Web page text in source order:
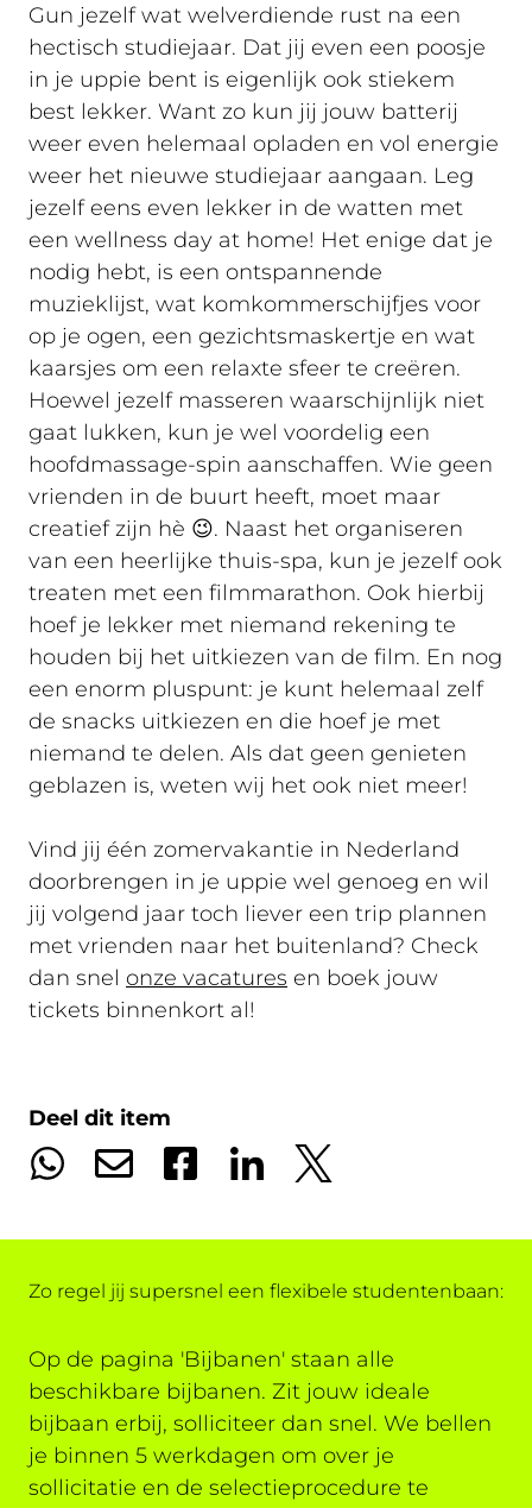
Gun jezelf wat welverdiende rust na een
hectisch studiejaar. Dat jij even een poosje
in je uppie bent is eigenlijk ook stiekem
best lekker. Want zo kun jij jouw batterij
weer even helemaal opladen en vol energie
weer het nieuwe studiejaar aangaan. Leg
jezelf eens even lekker in de watten met
een wellness day at home! Het enige dat je
nodig hebt, is een ontspannende
muzieklijst, wat komkommerschijfjes voor
op je ogen, een gezichtsmaskertje en wat
kaarsjes om een relaxte sfeer te creëren.
Hoewel jezelf masseren waarschijnlijk niet
gaat lukken, kun je wel voordelig een
hoofdmassage-spin aanschaffen. Wie geen
vrienden in de buurt heeft, moet maar
creatief zijn hè 😉. Naast het organiseren
van een heerlijke thuis-spa, kun je jezelf ook
treaten met een filmmarathon. Ook hierbij
hoef je lekker met niemand rekening te
houden bij het uitkiezen van de film. En nog
een enorm pluspunt: je kunt helemaal zelf
de snacks uitkiezen en die hoef je met
niemand te delen. Als dat geen genieten
geblazen is, weten wij het ook niet meer!
Vind jij één zomervakantie in Nederland
doorbrengen in je uppie wel genoeg en wil
jij volgend jaar toch liever een trip plannen
met vrienden naar het buitenland? Check
dan snel onze vacatures en boek jouw
tickets binnenkort al!
Deel dit item
Zo regel jij supersnel een flexibele studentenbaan:
Op de pagina 'Bijbanen' staan alle
beschikbare bijbanen. Zit jouw ideale
bijbaan erbij, solliciteer dan snel. We bellen
je binnen 5 werkdagen om over je
sollicitatie en de selectieprocedure te